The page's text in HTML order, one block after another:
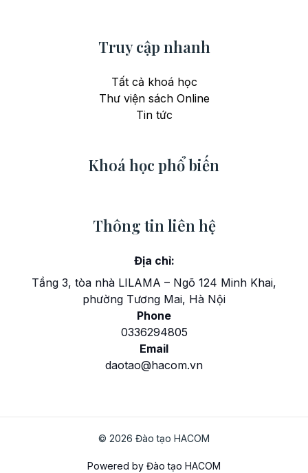
Truy cập nhanh
Tất cả khoá học
Thư viện sách Online
Tin tức
Khoá học phổ biến
Thông tin liên hệ
Địa chỉ:
Tầng 3, tòa nhà LILAMA – Ngõ 124 Minh Khai,
phường Tương Mai, Hà Nội
Phone
0336294805
Email
daotao@hacom.vn
© 2026 Đào tạo HACOM
Powered by Đào tạo HACOM